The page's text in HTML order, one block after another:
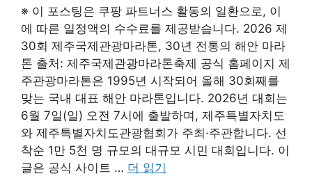
※ 이 포스팅은 쿠팡 파트너스 활동의 일환으로, 이
에 따른 일정액의 수수료를 제공받습니다. 2026 제
30회 제주국제관광마라톤, 30년 전통의 해안 마라
톤 출처: 제주국제관광마라톤축제 공식 홈페이지 제
주관광마라톤은 1995년 시작되어 올해 30회째를
맞는 국내 대표 해안 마라톤입니다. 2026년 대회는
6월 7일(일) 오전 7시에 출발하며, 제주특별자치도
와 제주특별자치도관광협회가 주최·주관합니다. 선
착순 1만 5천 명 규모의 대규모 시민 대회입니다. 이
글은 공식 사이트 … 더 읽기